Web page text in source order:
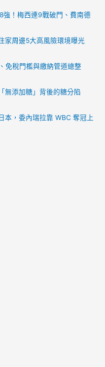
強！梅西連9戰破門、費南德
家周邊5大高風險環境曝光
免稅門檻與繳納管道總整
無添加糖」背後的糖分陷
本，委內瑞拉靠 WBC 奪冠上